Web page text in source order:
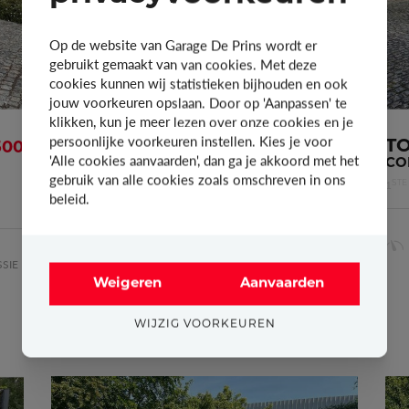
TOYOTA PROACE CITY
ACTIVE
1STEINSCHRIJVING12-01-2024
€ 16.450
9.493 Diesel Manueel
Deuren
Vermogen 75kW - 102pk
Cilinderinhoud 1.198 m3
Op de website van Garage De Prins wordt er
gebruikt gemaakt van van cookies. Met deze
cookies kunnen wij statistieken bijhouden en ook
jouw voorkeuren opslaan. Door op 'Aanpassen' te
klikken, kun je meer lezen over onze cookies en je
persoonlijke voorkeuren instellen. Kies je voor
'Alle cookies aanvaarden', dan ga je akkoord met het
gebruik van alle cookies zoals omschreven in ons
beleid.
Weigeren Aanvaarden
WIJZIG VOORKEUREN